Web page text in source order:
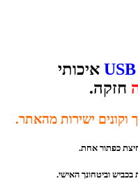
USB איכותי
חזקה.
וקונים ישירות מהאתר.
כפתור אחת.
וביטחונך האישי.